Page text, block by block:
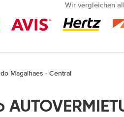
Wir vergleichen
Magalhaes - Central